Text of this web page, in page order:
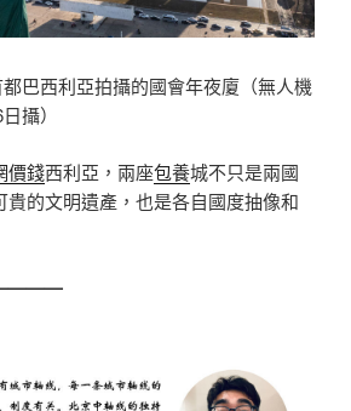
西利亞拍攝的國會年夜廈（無人機
攝）
價錢西利亞，兩座包養城不只是兩國
貴的文明遺產，也是各自國度抽像和
————